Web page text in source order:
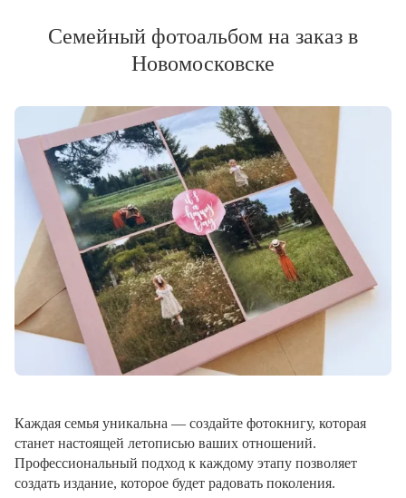
Семейный фотоальбом на заказ в
Новомосковске
Каждая семья уникальна — создайте фотокнигу, которая
станет настоящей летописью ваших отношений.
Профессиональный подход к каждому этапу позволяет
создать издание, которое будет радовать поколения.